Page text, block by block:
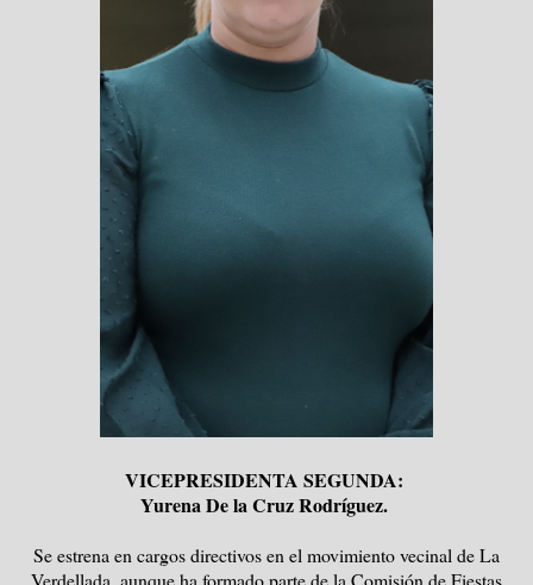
VICEPRESIDENTA SEGUNDA:
Yurena De la Cruz Rodríguez.
Se estrena en cargos directivos en el movimiento vecinal de La
Verdellada, aunque ha formado parte de la Comisión de Fiestas